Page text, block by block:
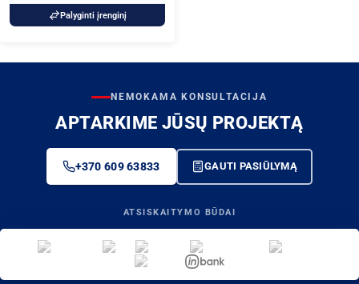
Palyginti įrenginį
NEMOKAMA KONSULTACIJA
APTARKIME JŪSŲ PROJEKTĄ
+370 609 63833 GAUTI PASIŪLYMĄ
ATSISKAITYMO BŪDAI